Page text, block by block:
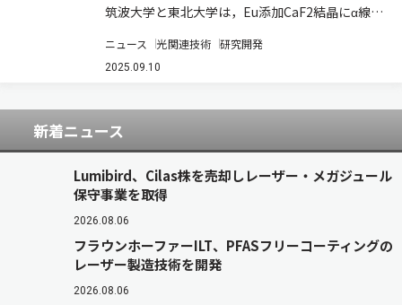
筑波大学と東北大学は，Eu添加CaF2結晶にα線を
の光が多く発生することを世界で初めて発見した
（ニュースリリース）。 シンチレータは放射線の
ニュース 光関連技術 研究開発
2025.09.10
新着ニュース
Lumibird、Cilas株を売却しレーザー・メガジュール
保守事業を取得
2026.08.06
フラウンホーファーILT、PFASフリーコーティングの
レーザー製造技術を開発
2026.08.06